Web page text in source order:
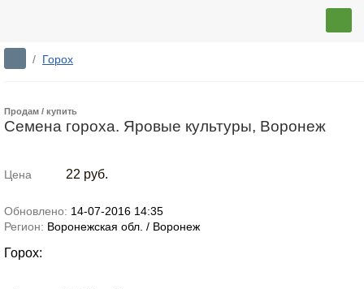
/ Горох
Продам / купить
Семена гороха. Яровые культуры, Воронеж
Цена 22 руб.
Обновлено: 14-07-2016 14:35
Регион: Воронежская обл. / Воронеж
Горох: